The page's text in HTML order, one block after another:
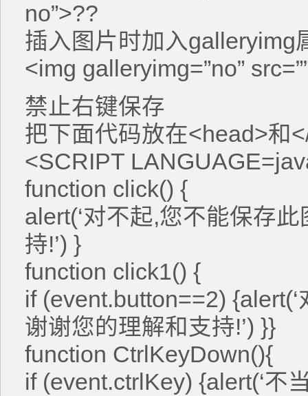
no”>??
插入图片时加入galleryimg
<img galleryimg=”no”
禁止右键保存
把下面代码放在<head>和
<SCRIPT
function click() {
alert(‘对不起,您不能保存
持!’) }
function click1() {
if (event.button==2)
谢谢您的理解和支持!’) }}
function CtrlKeyDown(){
if (event.ctrlKey) {alert(‘不